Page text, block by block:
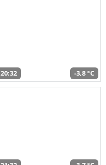
20:32 -3,8 °C